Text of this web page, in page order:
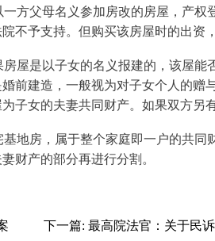
方父母名义参加房改的房屋，产权
不予支持。但购买该房屋时的出资
屋是以子女的名义报建的，该屋能
前建造，一般视为对子女个人的赠
子女的夫妻共同财产。如果双方另
地房，属于整个家庭即一户的共同
财产的部分再进行分割。
下一篇: 最高院法官：关于民